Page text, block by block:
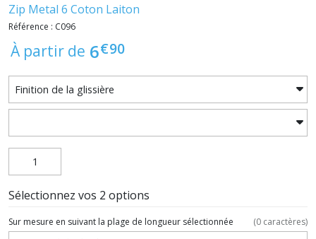
Zip Metal 6 Coton Laiton
Référence : C096
À partir de 6€90
Sélectionnez vos 2 options
Sur mesure en suivant la plage de longueur sélectionnée (0 caractères)